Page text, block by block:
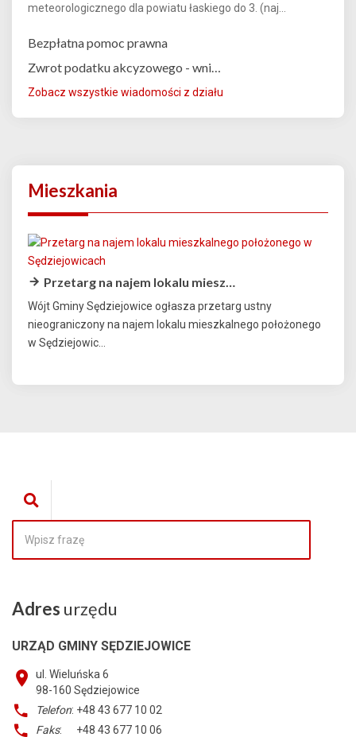
meteorologicznego dla powiatu łaskiego do 3. (naj...
Bezpłatna pomoc prawna
Zwrot podatku akcyzowego - wni…
Zobacz wszystkie wiadomości z działu
Mieszkania
Przetarg na najem lokalu miesz…
Wójt Gminy Sędziejowice ogłasza przetarg ustny
nieograniczony na najem lokalu mieszkalnego położonego
w Sędziejowic...
Adres urzędu
URZĄD GMINY SĘDZIEJOWICE
ul. Wieluńska 6
98-160 Sędziejowice
Telefon: +48 43 677 10 02
Faks: +48 43 677 10 06